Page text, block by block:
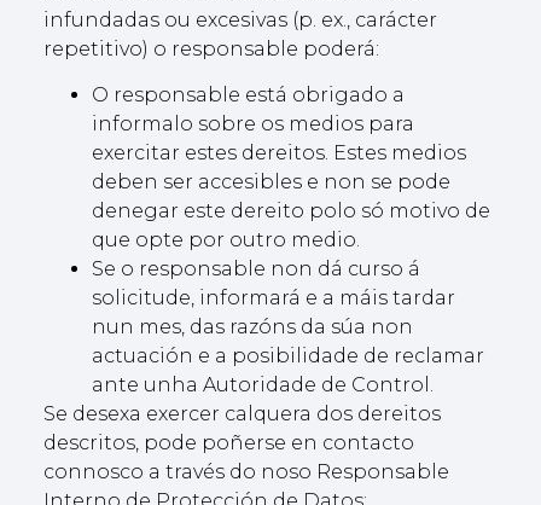
infundadas ou excesivas (p. ex., carácter
repetitivo) o responsable poderá:
O responsable está obrigado a
informalo sobre os medios para
exercitar estes dereitos. Estes medios
deben ser accesibles e non se pode
denegar este dereito polo só motivo de
que opte por outro medio.
Se o responsable non dá curso á
solicitude, informará e a máis tardar
nun mes, das razóns da súa non
actuación e a posibilidade de reclamar
ante unha Autoridade de Control.
Se desexa exercer calquera dos dereitos
descritos, pode poñerse en contacto
connosco a través do noso Responsable